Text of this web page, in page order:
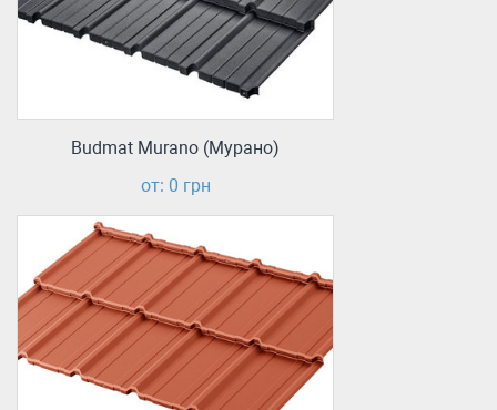
Budmat Murano (Мурано)
от: 0 грн